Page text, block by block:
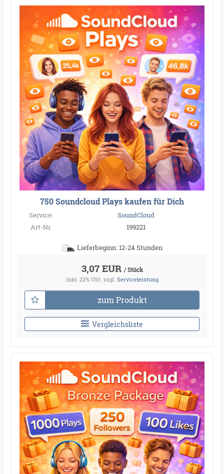
750 Soundcloud Plays kaufen für Dich
Service:
SoundCloud
Art-Nr.
199221
Lieferbeginn: 12-24 Stunden
3,07 EUR / Stück
inkl. 22% USt. zzgl. Serviceleistung
zum Produkt
Vergleichsliste